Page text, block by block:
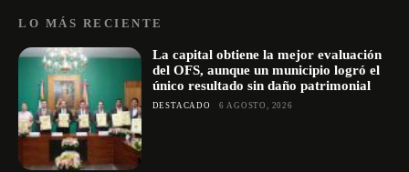
LO MÁS RECIENTE
La capital obtiene la mejor evaluación
del OFS, aunque un municipio logró el
único resultado sin daño patrimonial
DESTACADO 6 AGOSTO, 2026